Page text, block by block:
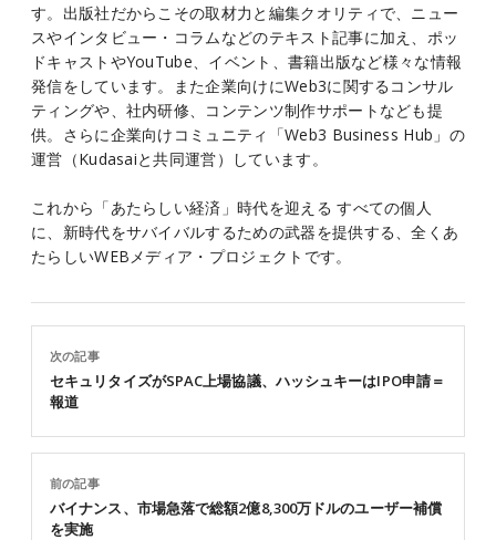
す。出版社だからこその取材力と編集クオリティで、ニュー
スやインタビュー・コラムなどのテキスト記事に加え、ポッ
ドキャストやYouTube、イベント、書籍出版など様々な情報
発信をしています。また企業向けにWeb3に関するコンサル
ティングや、社内研修、コンテンツ制作サポートなども提
供。さらに企業向けコミュニティ「Web3 Business Hub」の
運営（Kudasaiと共同運営）しています。
これから「あたらしい経済」時代を迎える すべての個人
に、新時代をサバイバルするための武器を提供する、全くあ
たらしいWEBメディア・プロジェクトです。
前の記事
バイナンス、市場急落で総額2億8,300万ドルのユーザー補償
を実施
次の記事
セキュリタイズがSPAC上場協議、ハッシュキーはIPO申請＝
報道